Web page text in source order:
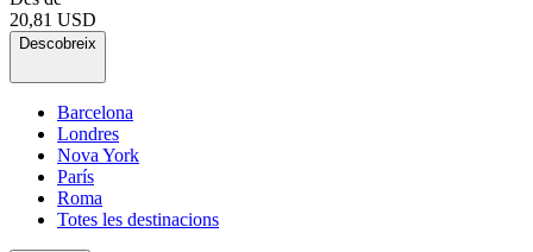
20,81 USD
Descobreix
Barcelona
Londres
Nova York
París
Roma
Totes les destinacions